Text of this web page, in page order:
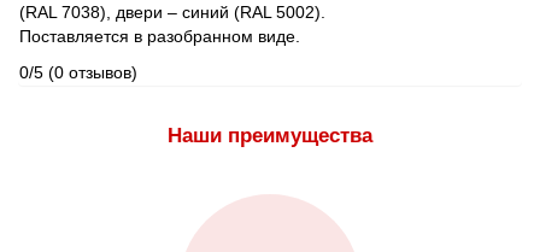
(RAL 7038), двери – синий (RAL 5002).
Поставляется в разобранном виде.
0/5 (0 отзывов)
Наши преимущества